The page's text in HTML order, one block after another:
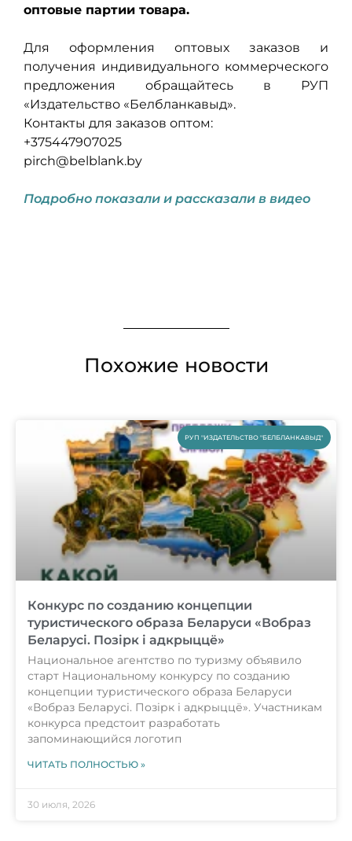
оптовые партии товара.
Для оформления оптовых заказов и
получения индивидуального коммерческого
предложения обращайтесь в РУП
«Издательство «Белбланкавыд».
Контакты для заказов оптом:
+375447907025
pirch@belblank.by
Подробно показали и рассказали в видео
Похожие новости
РУП "ИЗДАТЕЛЬСТВО "БЕЛБЛАНКАВЫД"
Конкурс по созданию концепции
туристического образа Беларуси «Вобраз
Беларусi. Позiрк i адкрыццё»
Национальное агентство по туризму объявило
старт Национальному конкурсу по созданию
концепции туристического образа Беларуси
«Вобраз Беларусi. Позiрк i адкрыццё». Участникам
конкурса предстоит разработать
запоминающийся логотип
ЧИТАТЬ ПОЛНОСТЬЮ »
30 июля, 2026